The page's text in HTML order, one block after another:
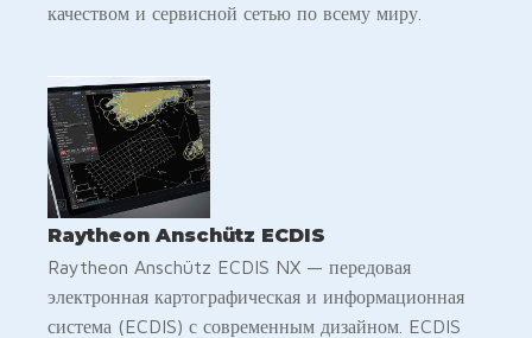
качеством и сервисной сетью по всему миру.
Raytheon Anschütz ECDIS
Raytheon Anschütz ECDIS NX — передовая
электронная картографическая и информационная
система (ECDIS) с современным дизайном. ECDIS